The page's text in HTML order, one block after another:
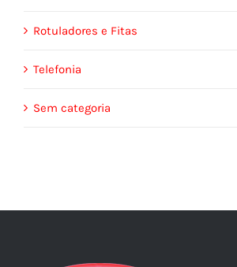
Rotuladores e Fitas
Telefonia
Sem categoria